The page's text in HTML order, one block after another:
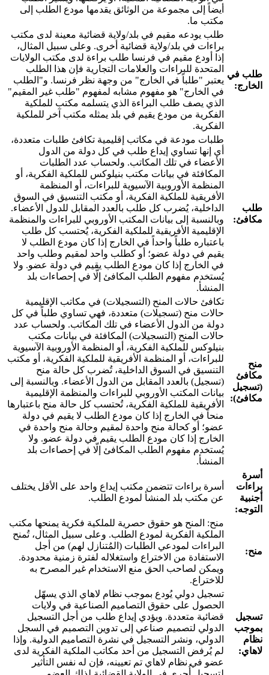
أيضاً إلى مجموعة من الوثائق يقدمها مودع الطلب إلى
مكتب ما.
طلب في
الخارج:
طلب يودعه مقيم في بلد/ولاية قضائية معينة لدى مكتب
براءات في بلد/ولاية قضائية أخرى. وعلى سبيل المثال،
إذا أودع مقيم في فرنسا طلب براءة لدى مكتب الولايات
المتحدة للبراءات والعلامات التجارية فإن هذا الطلب
يعتبر "طلباً في الخارج" من وجهة نظر فرنسا. و"الطلب
في الخارج" هو مفهوم مشابه لمفهوم "طلب غير المقيم"
الذي يصف طلب البراءة الذي يتسلمه مكتب للملكية
الفكرية من مودع يقيم في بلد يمثله مكتب آخر للملكية
الفكرية.
طلب
مكافئ:
طلبات مودعة في مكاتب إقليمية تكافئ طلبات متعددة،
أي إنها تساوي إيداع طلب في كل دولة من الدول
الأعضاء في تلك المكاتب. ولحساب عدد الطلبات
المكافئة في بيانات مكتب بنيلوكس للملكية الفكرية، أو
المنظمة الأوروبية الآسيوية للبراءات، أو المنظمة
الأفريقية للملكية الفكرية، أو مكتب التنسيق في السوق
الداخلية، يُضرب كل طلب بالعدد المقابل للدول الأعضاء.
وبالنسبة إلى بيانات المكتب الأوروبي للبراءات والمنظمة
الإقليمية الأفريقية للملكية الفكرية، يُحتسب كل طلب
باعتباره طلباً واحداً في الخارج إذا كان مودع الطلب لا
يقيم في دولة عضو؛ أو كطلب واحد لمقيم وطلب واحد
في الخارج إذا كان مودع الطلب يقيم في دولة عضو. ولا
يُستخدم مفهوم الطلب المكافئ إلّا في إحصاءات بلد
المنشأ.
منح
مكافئ
(تسجيل
مكافئ):
تكافئ حالات المنح (التسجيلات) في مكاتب الإقليمية
حالات منح (تسجيلات) متعددة، فهي تساوي طلباً في كل
دولة من الدول الأعضاء في تلك المكاتب. ولحساب عدد
حالات المنح (التسجيلات) المكافئة في بيانات مكتب
بنيلوكس للملكية الفكرية، أو المنظمة الأوروبية الآسيوية
للبراءات، أو المنظمة الأفريقية للملكية الفكرية، أو مكتب
التنسيق في السوق الداخلية، تُضرب كل حالة منح
(تسجيل) بالعدد المقابل من الدول الأعضاء. وبالنسبة إلى
بيانات المكتب الأوروبي للبراءات والمنظمة الإقليمية
الأفريقية للملكية الفكرية، تُحتسب كل حالة منح باعتبارها
منحاً في الخارج إذا كان مودع الطلب لا يقيم في دولة
عضو؛ أو كحالة منح واحدة لمقيم وحالة منح واحدة في
الخارج إذا كان مودع الطلب يقيم في دولة عضو. ولا
يُستخدم مفهوم الطلب المكافئ إلّا في إحصاءات بلد
المنشأ.
أسرة
براءات
أجنبية
التوجه:
أسرة براءات تتضمن مكتب إيداع واحد على الأقل يختلف
عن مكتب بلد المنشأ لمودع الطلب.
منح:
منح: المنح هو حقوق حصرية للملكية فكرية يمنحها مكتب
الملكية الفكرية لمودع الطلب. وعلى سبيل المثال، تُمنح
البراءات لمودعي الطلبات (المُتنازل لهم) من أجل
الاستفادة من الاختراع واستغلاله لفترة زمنية محدودة.
ويمكن لصاحب الحق منع الاستخدام غير المصرح به
للاختراع.
تسجيل
بموجب
نظام
لاهاي:
تسجيل دولي يُودع بموجب نظام لاهاي الذي يسهّل
الحصول على حقوق التصاميم الصناعية في ولايات
قضائية متعددة. ويؤدي إيداع طلب من أجل التسجيل
الدولي لتصميم صناعي إلى تدوين التصميم في السجل
الدولي، ونشر التسجيل في نشرة التصاميم الدولية. وإذا
لم يُرفض التسجيل من أحد مكاتب الملكية الفكرية لدى
عضو في نظام لاهاي تم تعيينه، فإن له نفس التأثير